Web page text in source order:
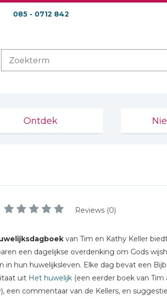
085 - 0712 842
Ontdek
Reviews (0)
van Tim en Kathy Keller
een dagelijkse overdenking om Gods
in hun huwelijksleven. Elke dag bevat een
uit Het huwelijk (een eerder boek van Tim
een commentaar van de Kellers, en